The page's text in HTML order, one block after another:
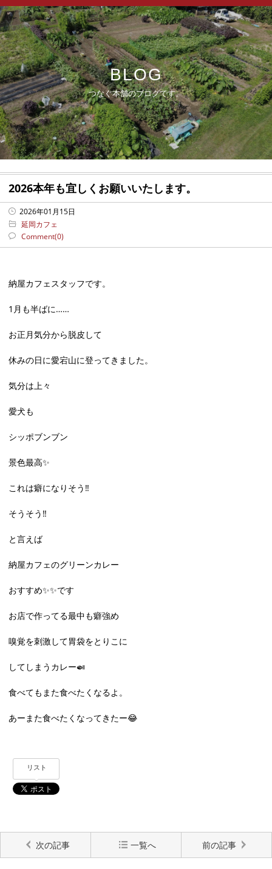
BLOG
つなぐ本舗のブログです。
2026本年も宜しくお願いいたします。
2026年01月15日
延岡カフェ
Comment(0)
納屋カフェスタッフです。
1月も半ばに……
お正月気分から脱皮して
休みの日に愛宕山に登ってきました。
気分は上々
愛犬も
シッポブンブン
景色最高✨
これは癖になりそう‼️
そうそう‼️
と言えば
納屋カフェのグリーンカレー
おすすめ✨✨です
お店で作ってる最中も癖強め
嗅覚を刺激して胃袋をとりこに
してしまうカレー🍛
食べてもまた食べたくなるよ。
あーまた食べたくなってきたー😂
リスト
次の記事 一覧へ 前の記事